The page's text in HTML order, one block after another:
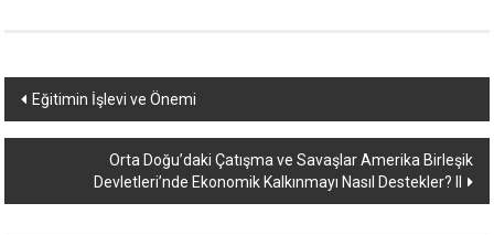
Yazı
dolaşımı
Eğitimin İşlevi ve Önemi
Orta Doğu’daki Çatışma ve Savaşlar Amerika Birleşik
Devletleri’nde Ekonomik Kalkınmayı Nasıl Destekler? II